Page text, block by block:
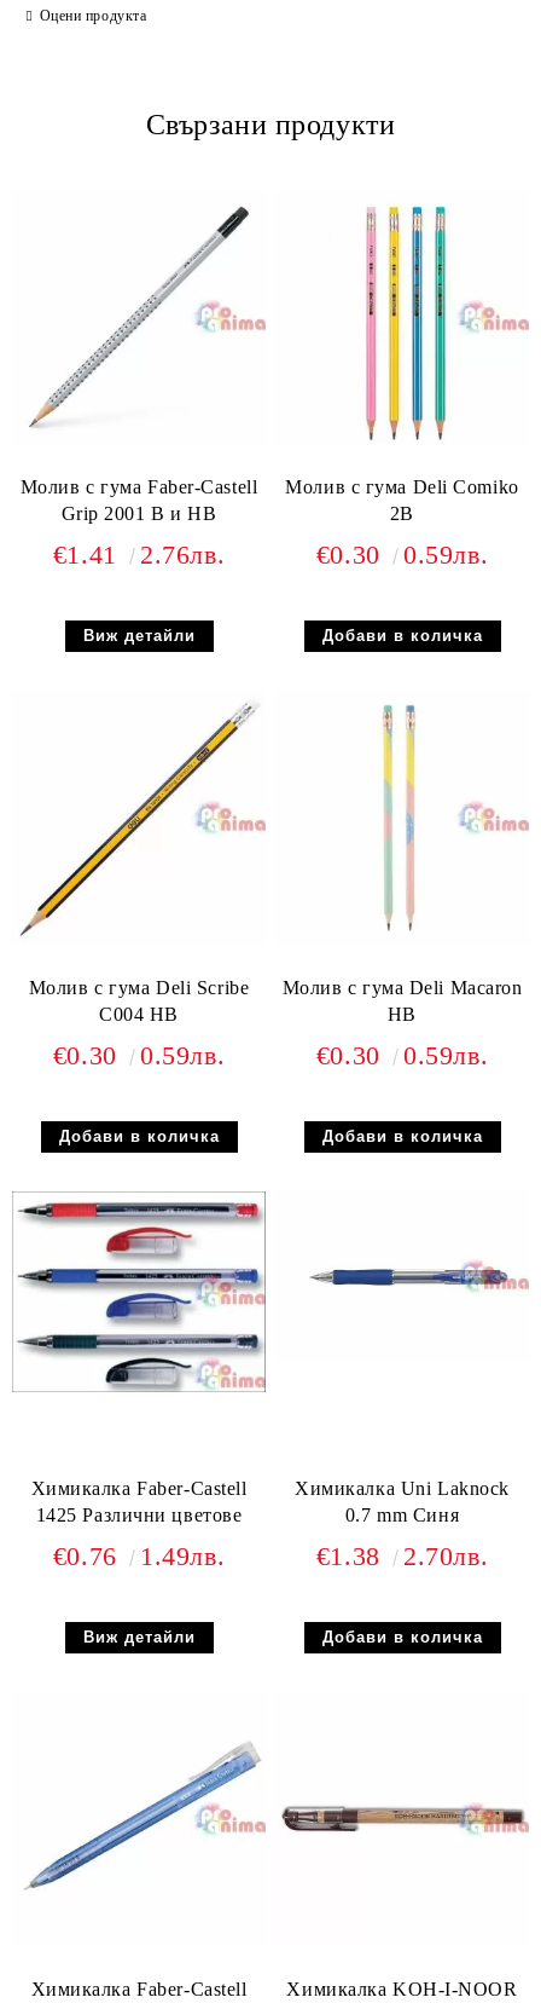
Оцени продукта
Свързани продукти
Молив с гума Faber-Castell
Grip 2001 B и HB
€1.41 2.76лв.
Виж детайли
Молив с гума Deli Comiko
2B
€0.30 0.59лв.
Молив с гума Deli Scribe
C004 HB
€0.30 0.59лв.
Молив с гума Deli Macaron
HB
€0.30 0.59лв.
Химикалка Faber-Castell
1425 Различни цветове
€0.76 1.49лв.
Виж детайли
Химикалка Uni Laknock
0.7 mm Синя
€1.38 2.70лв.
Химикалка Faber-Castell Химикалка KOH-I-NOOR